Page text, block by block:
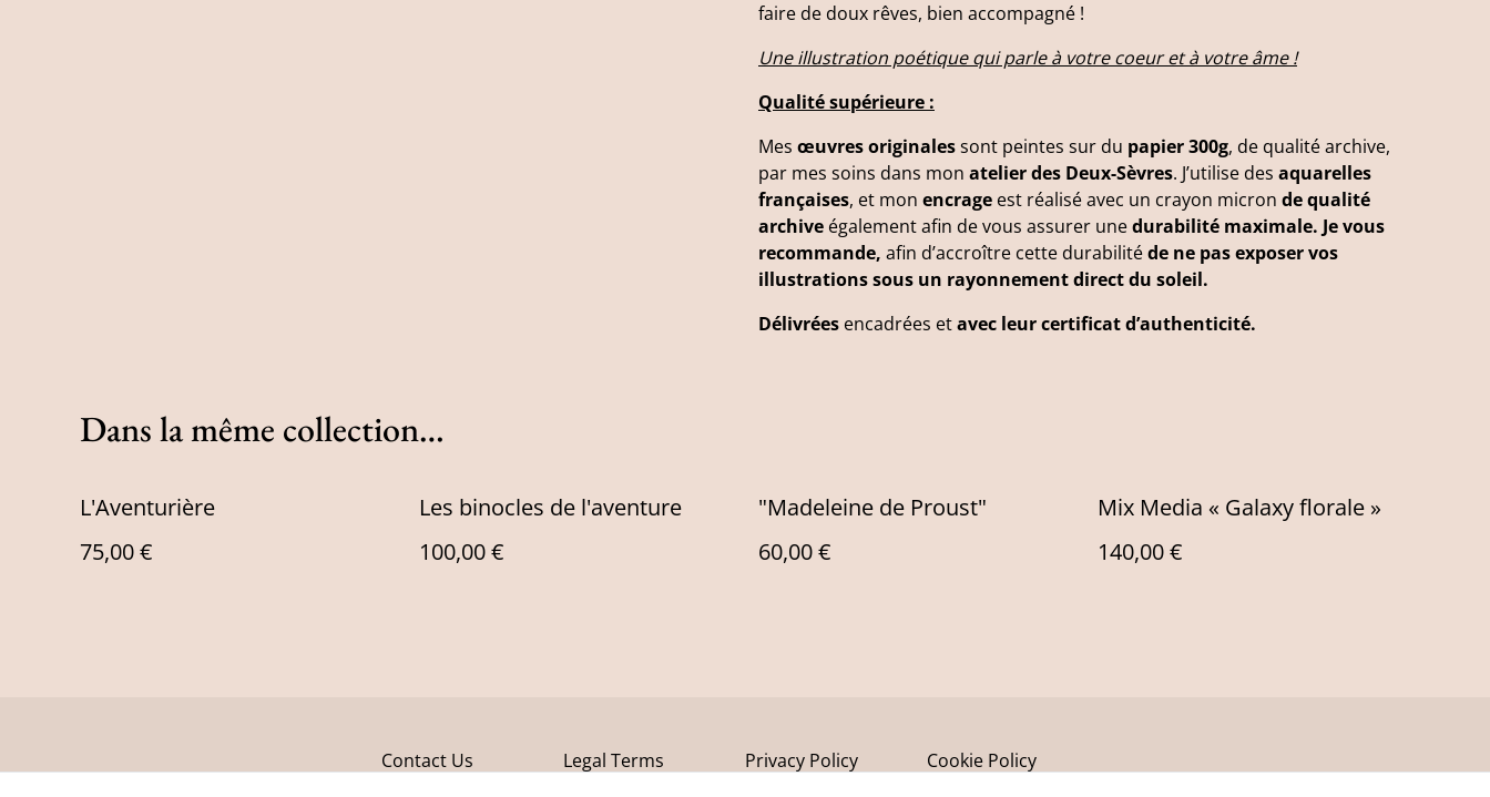
faire de doux rêves, bien accompagné !
Une illustration poétique qui parle à votre coeur et à votre âme !
Qualité supérieure :
Mes œuvres originalessont peintes sur du papier 300g, de qualité archive,
par mes soins dans mon atelier des Deux-Sèvres. J’utilise des aquarelles
françaises, et mon encrage est réalisé avec un crayon micron de qualité
archive également afin de vous assurer unedurabilité maximale. Je vous
recommande, afin d’accroître cette durabilitéde ne pas exposer vos
illustrations sous un rayonnement direct du soleil.
Délivrées encadrées etavec leur certificat d’authenticité.
Dans la même collection…
L'Aventurière
75,00 €
Les binocles de l'aventure
100,00 €
"Madeleine de Proust"
60,00 €
Mix Media « Galaxy florale »
140,00 €
Contact Us Legal Terms Privacy Policy Cookie Policy